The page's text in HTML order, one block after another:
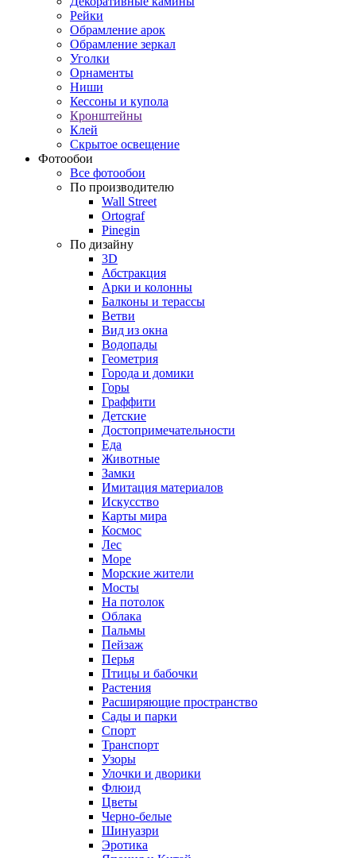
Рейки
Обрамление арок
Обрамление зеркал
Уголки
Орнаменты
Ниши
Кессоны и купола
Кронштейны
Клей
Скрытое освещение
Фотообои
Все фотообои
По производителю
Wall Street
Ortograf
Pinegin
По дизайну
3D
Абстракция
Арки и колонны
Балконы и терассы
Ветви
Вид из окна
Водопады
Геометрия
Города и домики
Горы
Граффити
Детские
Достопримечательности
Еда
Животные
Замки
Имитация материалов
Искусство
Карты мира
Космос
Лес
Море
Морские жители
Мосты
На потолок
Облака
Пальмы
Пейзаж
Перья
Птицы и бабочки
Растения
Расширяющие пространство
Сады и парки
Спорт
Транспорт
Узоры
Улочки и дворики
Флюид
Цветы
Черно-белые
Шинуазри
Эротика